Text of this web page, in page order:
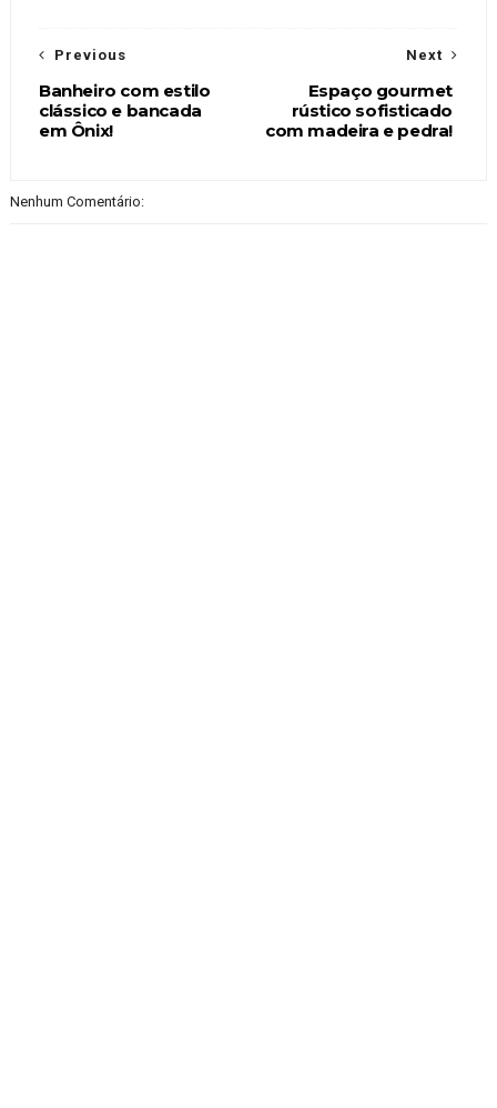
Next
Espaço gourmet
rústico sofisticado
com madeira e pedra!
Previous
Banheiro com estilo
clássico e bancada
em Ônix!
Nenhum Comentário: